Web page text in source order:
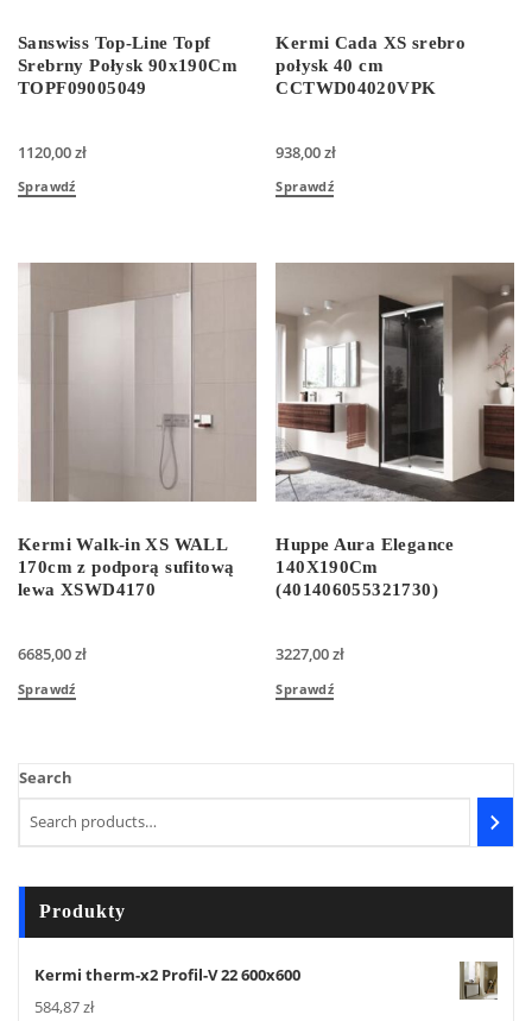
Sanswiss Top-Line Topf
Srebrny Połysk 90x190Cm
TOPF09005049
1120,00zł
Sprawdź
Kermi Cada XS srebro
połysk 40 cm
CCTWD04020VPK
938,00zł
Sprawdź
Kermi Walk-in XS WALL
170cm z podporą sufitową
lewa XSWD4170
6685,00zł
Sprawdź
Huppe Aura Elegance
140X190Cm
(401406055321730)
3227,00zł
Sprawdź
Search
Produkty
Kermi therm-x2 Profil-V 22 600x600
584,87zł